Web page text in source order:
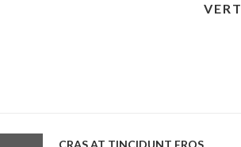
CRAS AT TINCIDUNT EROS